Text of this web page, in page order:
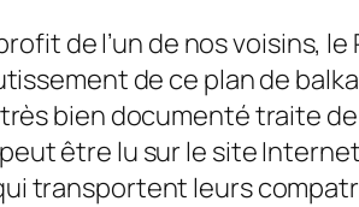
de l’un de nos voisins, le
de ce plan de
bien documenté traite
être lu sur le site
transportent leurs